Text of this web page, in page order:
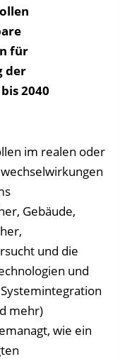
r
z
n
i
e
für
der
2040
im realen oder
Gebäude,
und die
und
mehr)
wie ein